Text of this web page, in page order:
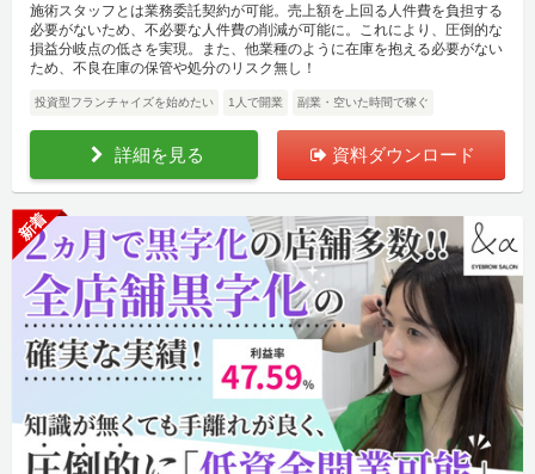
施術スタッフとは業務委託契約が可能。売上額を上回る人件費を負担する
必要がないため、不必要な人件費の削減が可能に。これにより、圧倒的な
損益分岐点の低さを実現。また、他業種のように在庫を抱える必要がない
ため、不良在庫の保管や処分のリスク無し！
投資型フランチャイズを始めたい 1人で開業 副業・空いた時間で稼ぐ
詳細を見る 資料ダウンロード
新着